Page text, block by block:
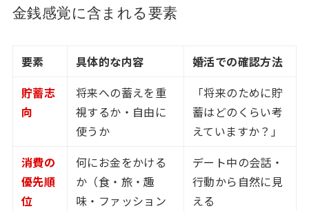
金銭感覚に含まれる要素
要素 具体的な内容
婚活での確認方法
貯蓄志
向
将来への蓄えを重
視するか・自由に
使うか
「将来のために貯
蓄はどのくらい考
えていますか？」
消費の
優先順
位
何にお金をかける
か（食・旅・趣
味・ファッション
デート中の会話・
行動から自然に見
える